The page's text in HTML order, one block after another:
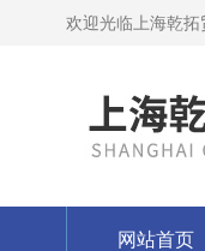
欢迎光临上海乾拓
网站首页